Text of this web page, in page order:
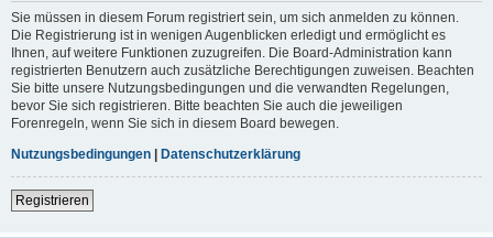
Sie müssen in diesem Forum registriert sein, um sich anmelden zu können.
Die Registrierung ist in wenigen Augenblicken erledigt und ermöglicht es
Ihnen, auf weitere Funktionen zuzugreifen. Die Board-Administration kann
registrierten Benutzern auch zusätzliche Berechtigungen zuweisen. Beachten
Sie bitte unsere Nutzungsbedingungen und die verwandten Regelungen,
bevor Sie sich registrieren. Bitte beachten Sie auch die jeweiligen
Forenregeln, wenn Sie sich in diesem Board bewegen.
Nutzungsbedingungen | Datenschutzerklärung
Registrieren